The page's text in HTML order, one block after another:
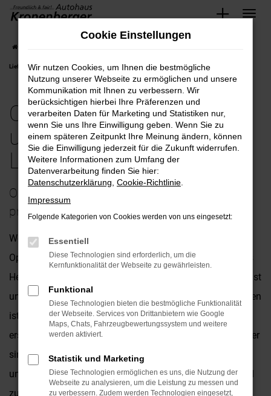
Zum
Lieferservice nach Neuss
Opel gebraucht bequem
und günstig kaufen mit
Lieferservice nach Neuss
Opel Gebrauchtwagen – sicher und
preisgünstig in Neuss unterwegs
Wer viel in Neuss unterwegs ist, kann getrost über einen
Opel Gebrauchtwagen nachdenken. Die Fahrzeuge dieses
Herstellers erweisen sich auch noch nach Jahren als robust
und langlebig. Eine Panne mit einem Opel Gebrauchtwagen
ist wahrlich eine Seltenheit und hinzu kommt ein
erstklassiges Preisniveau. Wir vom Autohaus Kronenberger
sind seit 1931 in der Region rund um Neuss bekannt. Bei
uns dreht sich seit vielen Jahrzehnten alles um Autos und
zudem sind wir Opel Vertragshändler und entsprechend
Cookie Einstellungen
Wir nutzen Cookies, um Ihnen die bestmögliche
Nutzung unserer Webseite zu ermöglichen und unsere
Kommunikation mit Ihnen zu verbessern. Wir
berücksichtigen hierbei Ihre Präferenzen und
verarbeiten Daten für Marketing und Statistiken nur,
wenn Sie uns Ihre Einwilligung geben. Wenn Sie zu
einem späteren Zeitpunkt Ihre Meinung ändern, können
Sie die Einwilligung jederzeit für die Zukunft widerrufen.
Weitere Informationen zum Umfang der
Datenverarbeitung finden Sie hier:
Datenschutzerklärung Cookie-Richtlinie
Impressum
Folgende Kategorien von Cookies werden von uns eingesetzt:
Essentiell
Diese Technologien sind erforderlich, um die
Kernfunktionalität der Webseite zu gewährleisten.
Funktional
Diese Technologien bieten die bestmögliche Funktionalität
der Webseite. Services von Drittanbietern wie Google
Maps, Chats, Fahrzeugbewertungssystem und weitere
werden aktiviert.
Statistik und Marketing
Diese Technologien ermöglichen es uns, die Nutzung der
Webseite zu analysieren, um die Leistung zu messen und
zu verbessern. Zudem werden Technologien eingesetzt,